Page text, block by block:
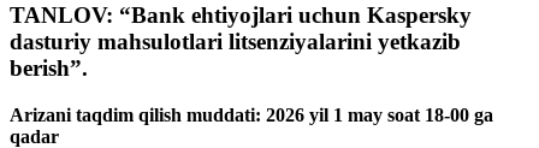
TANLOV: “Bank ehtiyojlari uchun Kaspersky
dasturiy mahsulotlari litsenziyalarini yetkazib
berish”.
Arizani taqdim qilish muddati: 2026 yil 1 may soat 18-00 ga
qadar